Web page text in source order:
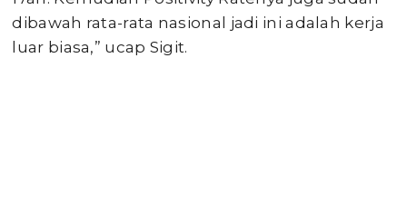
dibawah rata-rata nasional jadi ini adalah kerja
luar biasa,” ucap Sigit.